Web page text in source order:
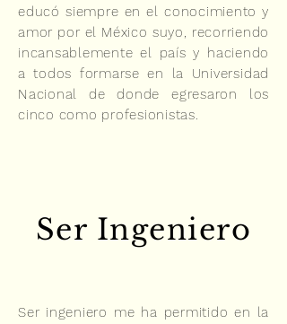
educó siempre en el conocimiento y
amor por el México suyo, recorriendo
incansablemente el país y haciendo
a todos formarse en la Universidad
Nacional de donde egresaron los
cinco como profesionistas.
Ser Ingeniero
Ser ingeniero me ha permitido en la